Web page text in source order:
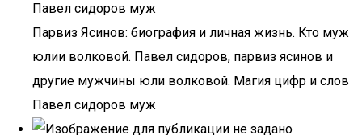
Парвиз Ясинов: биография и личная жизнь. Кто муж
юлии волковой. Павел сидоров, парвиз ясинов и
другие мужчины юли волковой. Магия цифр и слов
Павел сидоров муж